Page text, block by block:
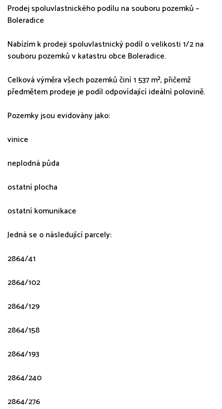
Prodej spoluvlastnického podílu na souboru pozemků –
Boleradice
Nabízím k prodeji spoluvlastnický podíl o velikosti 1/2 na
souboru pozemků v katastru obce Boleradice.
Celková výměra všech pozemků činí 1 537 m², přičemž
předmětem prodeje je podíl odpovídající ideální polovině.
Pozemky jsou evidovány jako:
vinice
neplodná půda
ostatní plocha
ostatní komunikace
Jedná se o následující parcely:
2864/41
2864/102
2864/129
2864/158
2864/193
2864/240
2864/276